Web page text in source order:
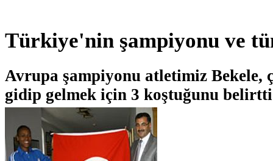
Türkiye'nin şampiyonu ve
Avrupa şampiyonu atletimiz Bekele,
gidip gelmek için 3 koştuğunu